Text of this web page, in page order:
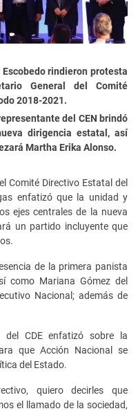
rindieron protesta
General del Comité
2018-2021.
del CEN brindó
dirigencia estatal, así
Martha Erika Alonso.
Comité Directivo Estatal del
enfatizó que la unidad y
ejes centrales de la nueva
un partido incluyente que
de la primera panista
como Mariana Gómez del
Nacional; además de
del CDE enfatizó sobre la
que Acción Nacional se
del Estado.
quiero decirles que
el llamado de la sociedad,